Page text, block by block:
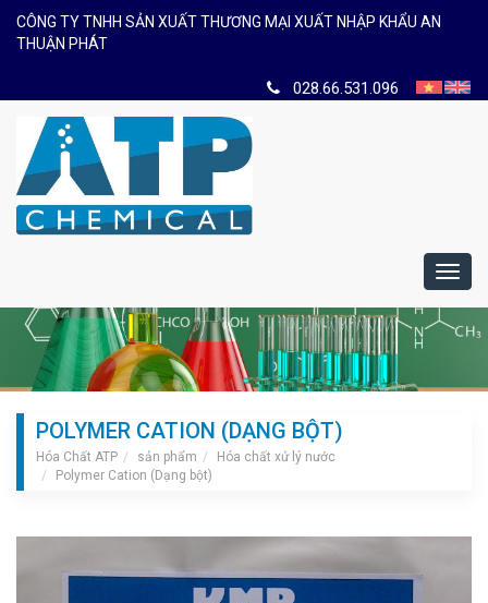
CÔNG TY TNHH SẢN XUẤT THƯƠNG MẠI XUẤT NHẬP KHẨU AN
THUẬN PHÁT
028.66.531.096
POLYMER CATION (DẠNG BỘT)
Hóa Chất ATP sản phẩm
Hóa chất xử lý nước
Polymer Cation (Dạng bột)